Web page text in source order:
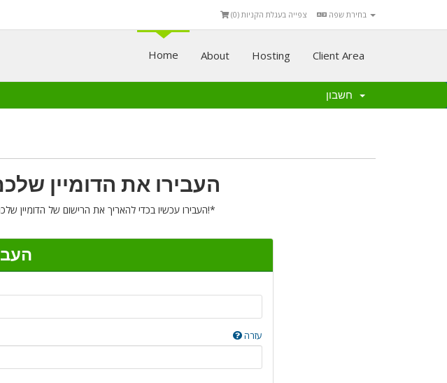
צפייה בעגלת הקניות (0
)
Home About Hosting Client Area
העבירו את הדומיין
העבירו עכשיו בכדי להאריך את הרישום של הדומיין שלכם בשנה נוספת!*
עזרה